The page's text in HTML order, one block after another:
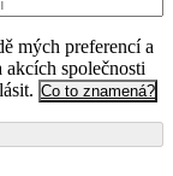
mých preferencí a
akcích společnosti
Co to znamená?